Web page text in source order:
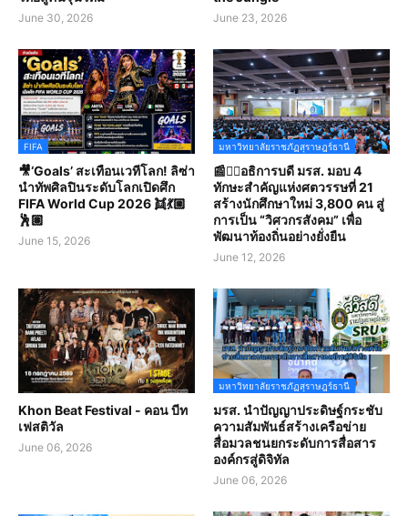
June 30, 2026 June 23, 2026
FIFA
🎥‘Goals’ สะเทือนเวทีโลก! ลิซ่า
นำทัพศิลปินระดับโลกเปิดศึก
FIFA World Cup 2026 👯💃🏼
🕺🏽
June 15, 2026
มหาวิทยาลัยราชภัฏสุราษฎร์ธานี
📰✍🏻อธิการบดี มรส. มอบ 4
ทักษะสำคัญแห่งศตวรรษที่ 21
สร้างนักศึกษาใหม่ 3,800 คน สู่
การเป็น “วิศวกรสังคม” เพื่อ
พัฒนาท้องถิ่นอย่างยั่งยืน
June 12, 2026
Khon Beat Festival - คอน บีท
เฟสติวัล
June 06, 2026
มหาวิทยาลัยราชภัฏสุราษฎร์ธานี
มรส. นำปัญญาประดิษฐ์กระชับ
ความสัมพันธ์สร้างเครือข่าย
สื่อมวลชนยกระดับการสื่อสาร
องค์กรสู่ดิจิทัล
June 06, 2026